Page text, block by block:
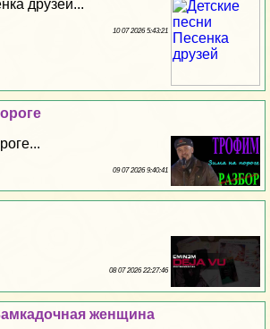
друзей...
10 07 2026 5:43:21
09 07 2026 9:40:41
08 07 2026 22:27:46
женщина